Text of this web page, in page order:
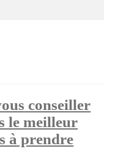
conseiller
le meilleur
à prendre